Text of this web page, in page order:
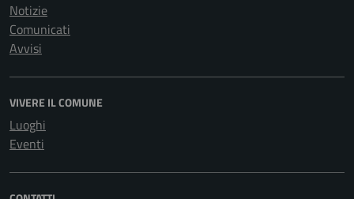
Notizie
Comunicati
Avvisi
VIVERE IL COMUNE
Luoghi
Eventi